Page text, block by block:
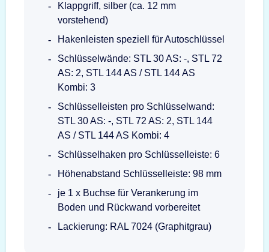
Klappgriff, silber (ca. 12 mm
vorstehend)
Hakenleisten speziell für Autoschlüssel
Schlüsselwände: STL 30 AS: -, STL 72
AS: 2, STL 144 AS / STL 144 AS
Kombi: 3
Schlüsselleisten pro Schlüsselwand:
STL 30 AS: -, STL 72 AS: 2, STL 144
AS / STL 144 AS Kombi: 4
Schlüsselhaken pro Schlüsselleiste: 6
Höhenabstand Schlüsselleiste: 98 mm
je 1 x Buchse für Verankerung im
Boden und Rückwand vorbereitet
Lackierung: RAL 7024 (Graphitgrau)